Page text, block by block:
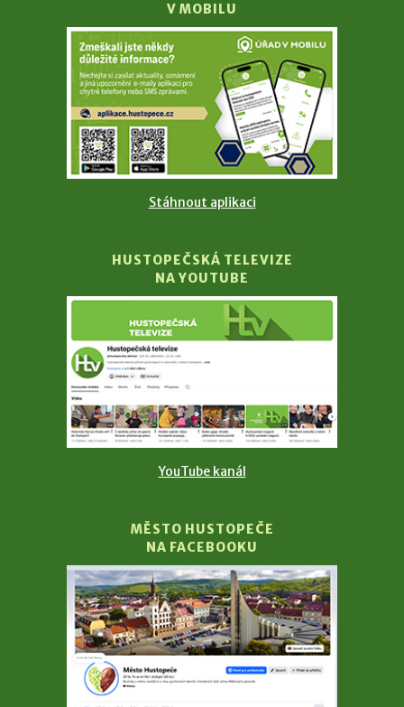
V MOBILU
Stáhnout aplikaci
HUSTOPEČSKÁ TELEVIZE
NA YOUTUBE
YouTube kanál
MĚSTO HUSTOPEČE
NA FACEBOOKU